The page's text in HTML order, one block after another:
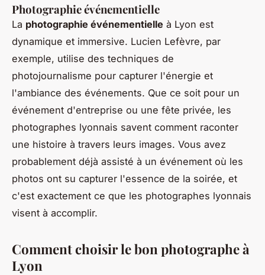
Photographie événementielle
La photographie événementielle à Lyon est
dynamique et immersive. Lucien Lefèvre, par
exemple, utilise des techniques de
photojournalisme pour capturer l'énergie et
l'ambiance des événements. Que ce soit pour un
événement d'entreprise ou une fête privée, les
photographes lyonnais savent comment raconter
une histoire à travers leurs images. Vous avez
probablement déjà assisté à un événement où les
photos ont su capturer l'essence de la soirée, et
c'est exactement ce que les photographes lyonnais
visent à accomplir.
Comment choisir le bon photographe à
Lyon